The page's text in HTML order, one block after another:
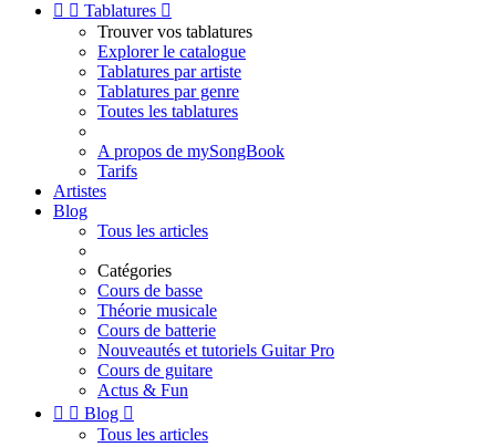
  Tablatures 
Trouver vos tablatures
Explorer le catalogue
Tablatures par artiste
Tablatures par genre
Toutes les tablatures
A propos de mySongBook
Tarifs
Artistes
Blog
Tous les articles
Catégories
Cours de basse
Théorie musicale
Cours de batterie
Nouveautés et tutoriels Guitar Pro
Cours de guitare
Actus & Fun
  Blog 
Tous les articles